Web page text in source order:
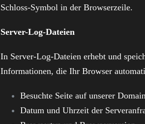
Schloss-Symbol in der Browserzeile.
Server-Log-Dateien
In Server-Log-Dateien erhebt und
Informationen, die Ihr Browser
Besuchte Seite auf unserer Domain
Datum und Uhrzeit der